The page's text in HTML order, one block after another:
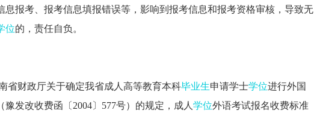
息报考、报考信息填报错误等，影响到报考信息和报考资格审核，导致无
位的，责任自负。
省财政厅关于确定我省成人高等教育本科毕业生申请学士学位进行外国
发改收费函〔2004〕577号）的规定，成人 学位外语考试报名收费标准